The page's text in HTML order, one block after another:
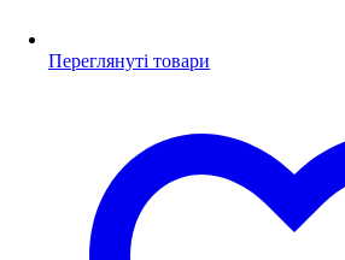
Переглянуті товари